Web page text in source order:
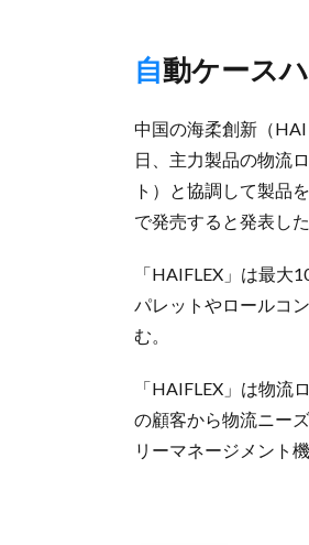
自動ケー
中国の海柔創新（
日、主力製品の物流
ト）と協調して製品
で発売すると発表した
「HAIFLEX」は最大
パレットやロールコ
む。
「HAIFLEX」は物
の顧客から物流ニー
リーマネージメント